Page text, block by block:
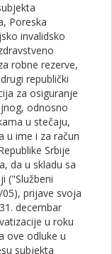
Poreska
invalidsko
robne rezerve,
republički
za osiguranje
odnosno
u stečaju,
u ime i za račun
Srbije
da u skladu sa
("Službeni
prijave svoja
decembar
u roku
ove odluke u
subjekta